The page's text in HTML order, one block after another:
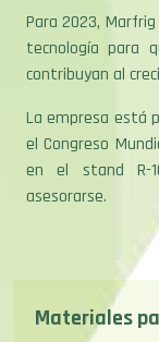
tecnología para
contribuyan al
La empresa está
el Congreso
en el stand R-
asesorarse.
Materiales
Descargá la